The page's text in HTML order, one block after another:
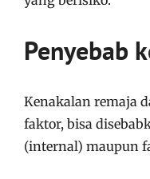
Penyebab
Kenakalan remaja
faktor, bisa
(internal) maupun